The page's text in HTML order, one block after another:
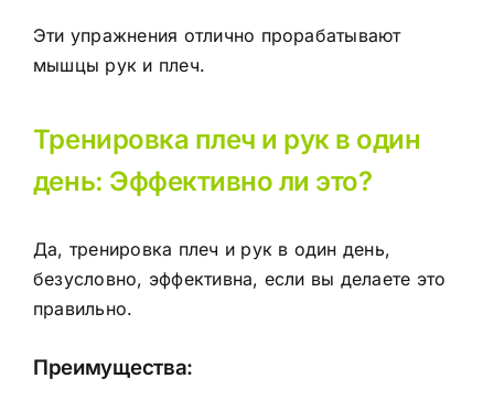
Эти упражнения отлично прорабатывают
мышцы рук и плеч.
Тренировка плеч и рук в один
день: Эффективно ли это?
Да, тренировка плеч и рук в один день,
безусловно, эффективна, если вы делаете это
правильно.
Преимущества: